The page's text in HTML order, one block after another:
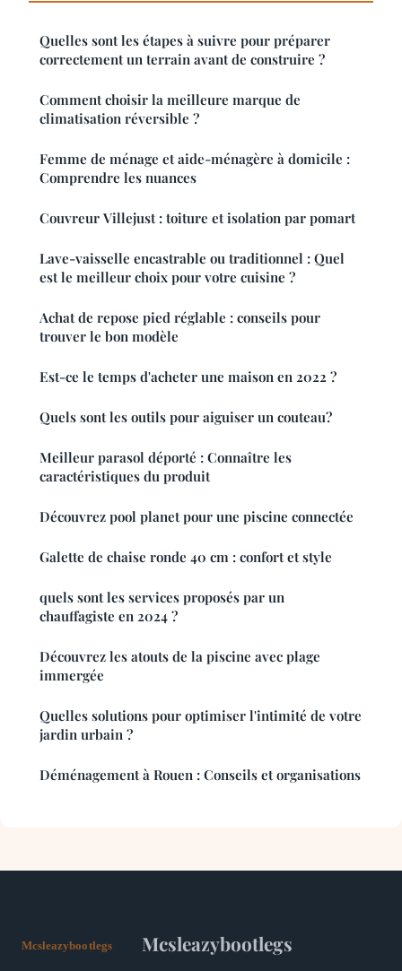
Quelles sont les étapes à suivre pour préparer
correctement un terrain avant de construire ?
Comment choisir la meilleure marque de
climatisation réversible ?
Femme de ménage et aide-ménagère à domicile :
Comprendre les nuances
Couvreur Villejust : toiture et isolation par pomart
Lave-vaisselle encastrable ou traditionnel : Quel
est le meilleur choix pour votre cuisine ?
Achat de repose pied réglable : conseils pour
trouver le bon modèle
Est-ce le temps d'acheter une maison en 2022 ?
Quels sont les outils pour aiguiser un couteau?
Meilleur parasol déporté : Connaître les
caractéristiques du produit
Découvrez pool planet pour une piscine connectée
Galette de chaise ronde 40 cm : confort et style
quels sont les services proposés par un
chauffagiste en 2024 ?
Découvrez les atouts de la piscine avec plage
immergée
Quelles solutions pour optimiser l'intimité de votre
jardin urbain ?
Déménagement à Rouen : Conseils et organisations
Mcsleazybootlegs